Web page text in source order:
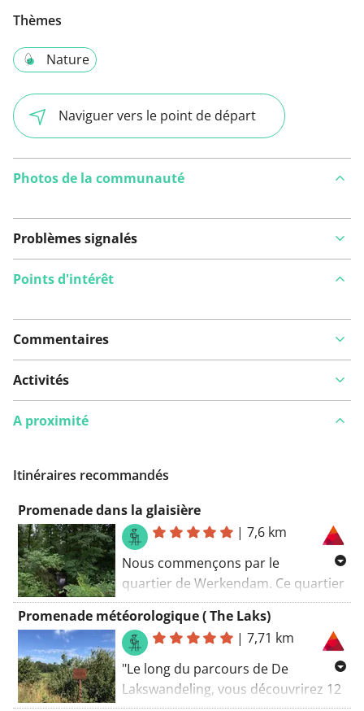
Thèmes
Nature
Naviguer vers le point de départ
Photos de la communauté
Problèmes signalés
Voir sur la carte
Vous avez remarqué quelque chose sur cet itinéraire ?
Points d'intérêt
Commentaires
Activités
A proximité
Itinéraires recommandés
Promenade dans la glaisière
|7,6 km
Nous commençons par le
quartier de Werkendam. Ce quartier
doit son nom aux maisons
d'ouvriers qui s'y trouvaient pour
les travailleurs de la briqueterie
locale. Au cours de cette
promenade, nous passons
également devant plusieurs
Promenade météorologique ( The Laks)
|7,71 km
"Le long du parcours de De
Lakswandeling, vous découvrirez 12